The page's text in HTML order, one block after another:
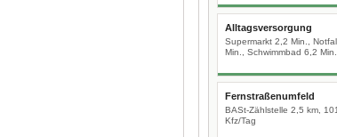
Alltagsversorgung
Supermarkt 2,2 Min.,
Min., Schwimmbad 6,2 Min.
Fernstraßenumfeld
BASt-Zählstelle 2,5 km,
Kfz/Tag